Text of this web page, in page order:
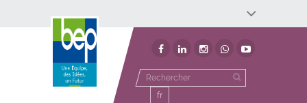
Développement économique
Développement territorial
fr